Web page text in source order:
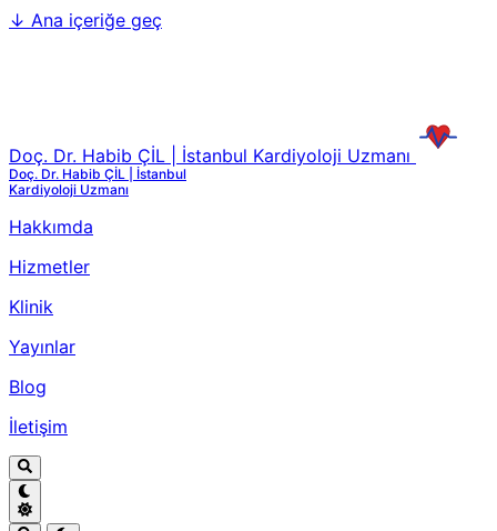
↓ Ana içeriğe geç
Doç. Dr. Habib ÇİL | İstanbul Kardiyoloji Uzmanı
Doç. Dr. Habib ÇİL | İstanbul
Kardiyoloji Uzmanı
Hakkımda
Hizmetler
Klinik
Yayınlar
Blog
İletişim